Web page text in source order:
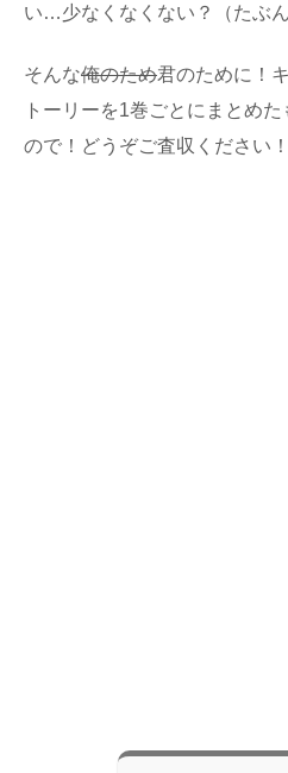
い…少なくなくない？（たぶん
そんな俺のため君のために！
トーリーを1巻ごとにまとめ
ので！どうぞご査収ください